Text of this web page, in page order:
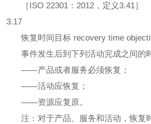
［ISO 22301：2012，定义3.41］
3.17
恢复时间目标 recovery time
事件发生后到下列活动完成之间的
——产品或者服务必须恢复；
——活动应恢复；
——资源应复原。
注：对于产品、服务和活动，恢复